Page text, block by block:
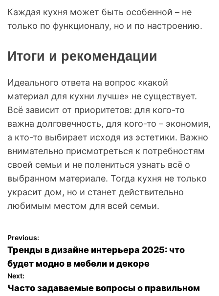
Каждая кухня может быть особенной – не
только по функционалу, но и по настроению.
Итоги и рекомендации
Идеального ответа на вопрос «какой
материал для кухни лучше» не существует.
Всё зависит от приоритетов: для кого-то
важна долговечность, для кого-то – экономия,
а кто-то выбирает исходя из эстетики. Важно
внимательно присмотреться к потребностям
своей семьи и не полениться узнать всё о
выбранном материале. Тогда кухня не только
украсит дом, но и станет действительно
любимым местом для всей семьи.
Н
а
в
Previous:
Тренды в дизайне интерьера 2025: что
будет модно в мебели и декоре
Next:
Часто задаваемые вопросы о правильном